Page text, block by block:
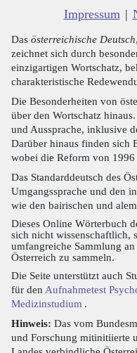
Impressum |
Das österreichische Deutsch
zeichnet sich durch
einzigartigen Wortschatz,
charakteristische
Die Besonderheiten von
über den Wortschatz
und Aussprache, inklusive
Darüber hinaus finden sich
wobei die Reform von 1996
Das Standarddeutsch des
Umgangssprache und den
wie den bairischen und
Dieses Online Wörterbuch
sich nicht wissenschaftlich,
umfangreiche Sammlung
Österreich zu sammeln.
Die Seite unterstützt auch
für den Aufnahmetest
Medizinstudium .
Hinweis: Das vom
und Forschung mitinitiierte